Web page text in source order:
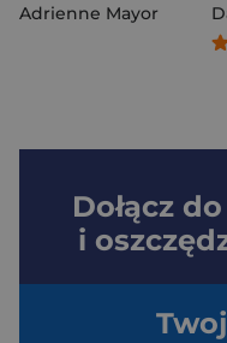
Adrienne Mayor
Dołącz do
i